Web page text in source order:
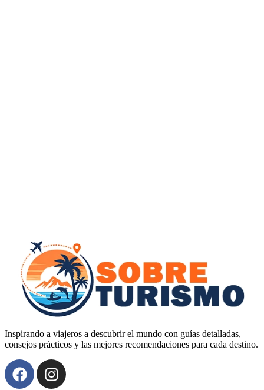
Inspirando a viajeros a descubrir el mundo con guías detalladas,
consejos prácticos y las mejores recomendaciones para cada destino.